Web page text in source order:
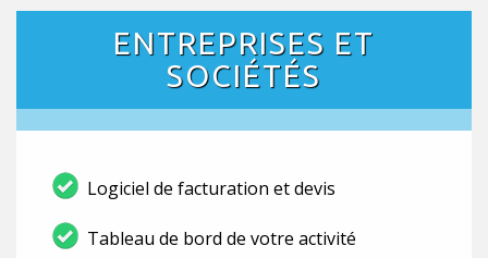
ENTREPRISES ET
SOCIÉTÉS
Logiciel de facturation et devis
Tableau de bord de votre activité